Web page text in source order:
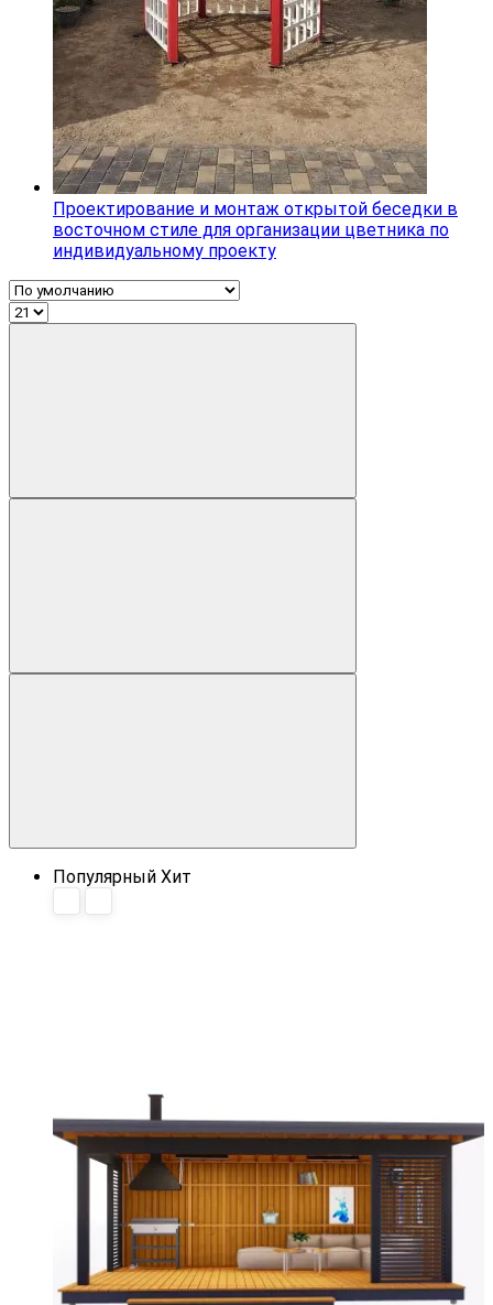
Проектирование и монтаж открытой беседки в
восточном стиле для организации цветника по
индивидуальному проекту
Популярный Хит